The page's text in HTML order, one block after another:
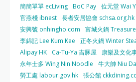
簡簡單單 ecLiving BoC Pay 位元堂 Wai
官燕棧 ibnest 長者安居協會 schsa.org.hk
安興號 onhingho.com
富城火鍋
李錦記 Lee Kum Kee
正冬火鍋 Winter
Alipay HK
Ca-Tu-Ya 吉豚屋
康樂及文化
永年士多 Wing Nin Noodle
牛大帥 Niu
勞工處 labour.gov.hk 張公館